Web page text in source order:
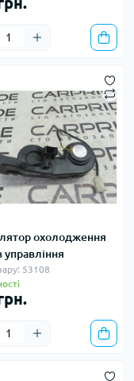
охолодження
управління
53108